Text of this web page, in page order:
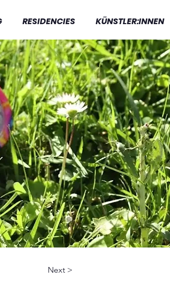
RESIDENCIES KÜNSTLER:INNEN
Next >